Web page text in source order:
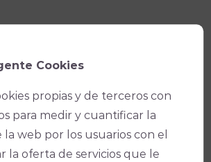
Link
Cookies
propias y de terceros con
para medir y cuantificar la
web por los usuarios con el
la oferta de servicios que le